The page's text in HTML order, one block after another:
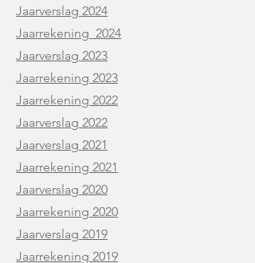
Jaarverslag 2024
Jaarrekening 2024
Jaarverslag 2023
Jaarrekening 2023
Jaarrekening 2022
Jaarverslag 2022
Jaarverslag 2021
Jaarrekening 2021
Jaarverslag 2020
Jaarrekening 2020
Jaarverslag 2019
Jaarrekening 2019